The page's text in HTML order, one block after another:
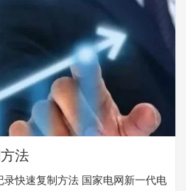
法
快速复制方法 国家电网新一代电